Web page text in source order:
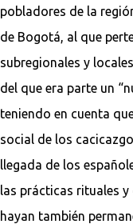
pobladores de la
de Bogotá, al que
subregionales y
del que era parte un
teniendo en cuenta
social de los
llegada de los
las prácticas rituales
hayan también